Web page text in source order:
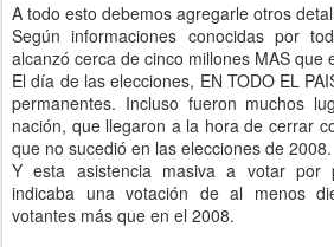
A todo esto debemos agregarle otros
Según informaciones conocidas por
alcanzó cerca de cinco millones MAS que
El día de las elecciones, EN TODO EL
permanentes. Incluso fueron muchos
nación, que llegaron a la hora de cerrar
que no sucedió en las elecciones de 2008.
Y esta asistencia masiva a votar por
indicaba una votación de al menos
votantes más que en el 2008.